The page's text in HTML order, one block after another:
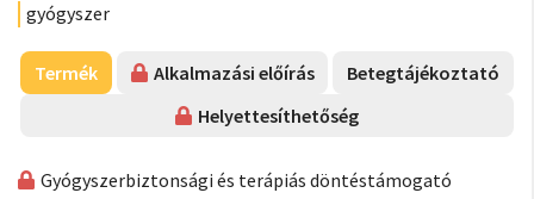
gyógyszer
Termék Alkalmazási előírás
Betegtájékoztató
Helyettesíthetőség
Gyógyszerbiztonsági és terápiás döntéstámogató